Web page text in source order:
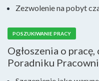
Zezwolenie na pobyt
POSZUKIWANIE PRACY
Ogłoszenia o
Poradniku